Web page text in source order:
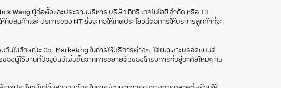
Wang ผู้ก่อตั้งและประธานบริหาร บริษัท ทีทรี เทคโนโลยี จำกัด หรือ T3
สินค้าและบริการของ NT ซึ่งจะก่อให้เกิดประโยชน์ต่อการให้บริการลูกค้าที่จะ
ในลักษณะ Co-Marketing ในการให้บริการต่างๆ โดยเฉพาะบรอดแบนด์
งผู้ใช้งานที่ปัจจุบันมีเพิ่มขึ้นจากการขยายตัวของโครงการที่อยู่อาศัยใหม่ๆ กับ